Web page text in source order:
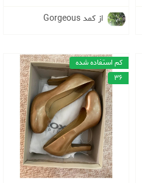
از کمد Gorgeous
کم استفاده شده
36